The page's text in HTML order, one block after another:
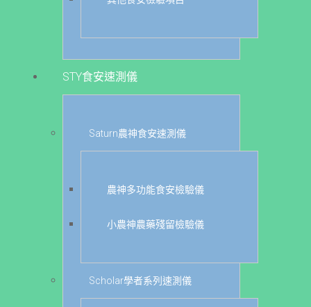
STY食安速測儀
Saturn農神食安速測儀
農神多功能食安檢驗儀
小農神農藥殘留檢驗儀
Scholar學者系列速測儀